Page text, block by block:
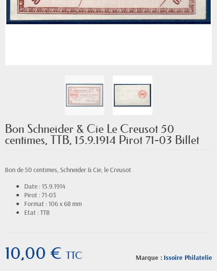
Bon Schneider & Cie Le Creusot 50
centimes, TTB, 15.9.1914 Pirot 71-03 Billet
Bon de 50 centimes, Schneider & Cie, le Creusot
Date : 15.9.1914
Pirot : 71-03
Format : 106 x 68 mm
Etat : TTB
Marque : Issoire Philatelie
10,00 € TTC